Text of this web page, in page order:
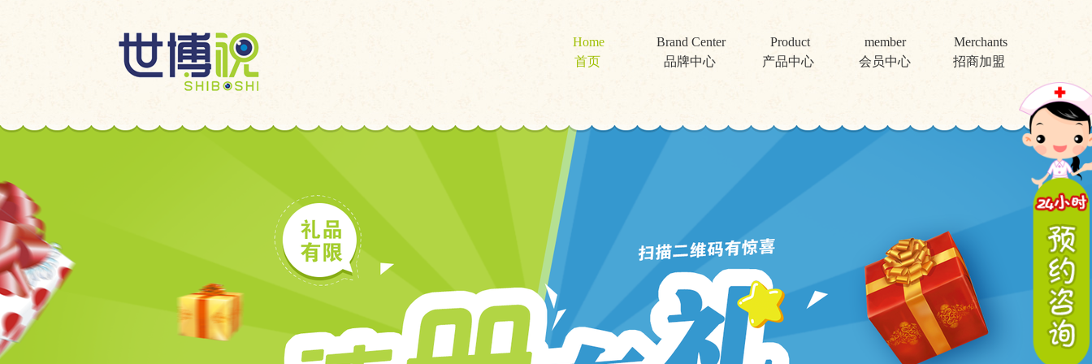
Home
首页
Brand Center
品牌中心
Product
产品中心
member
会员中心
Merchants
招商加盟